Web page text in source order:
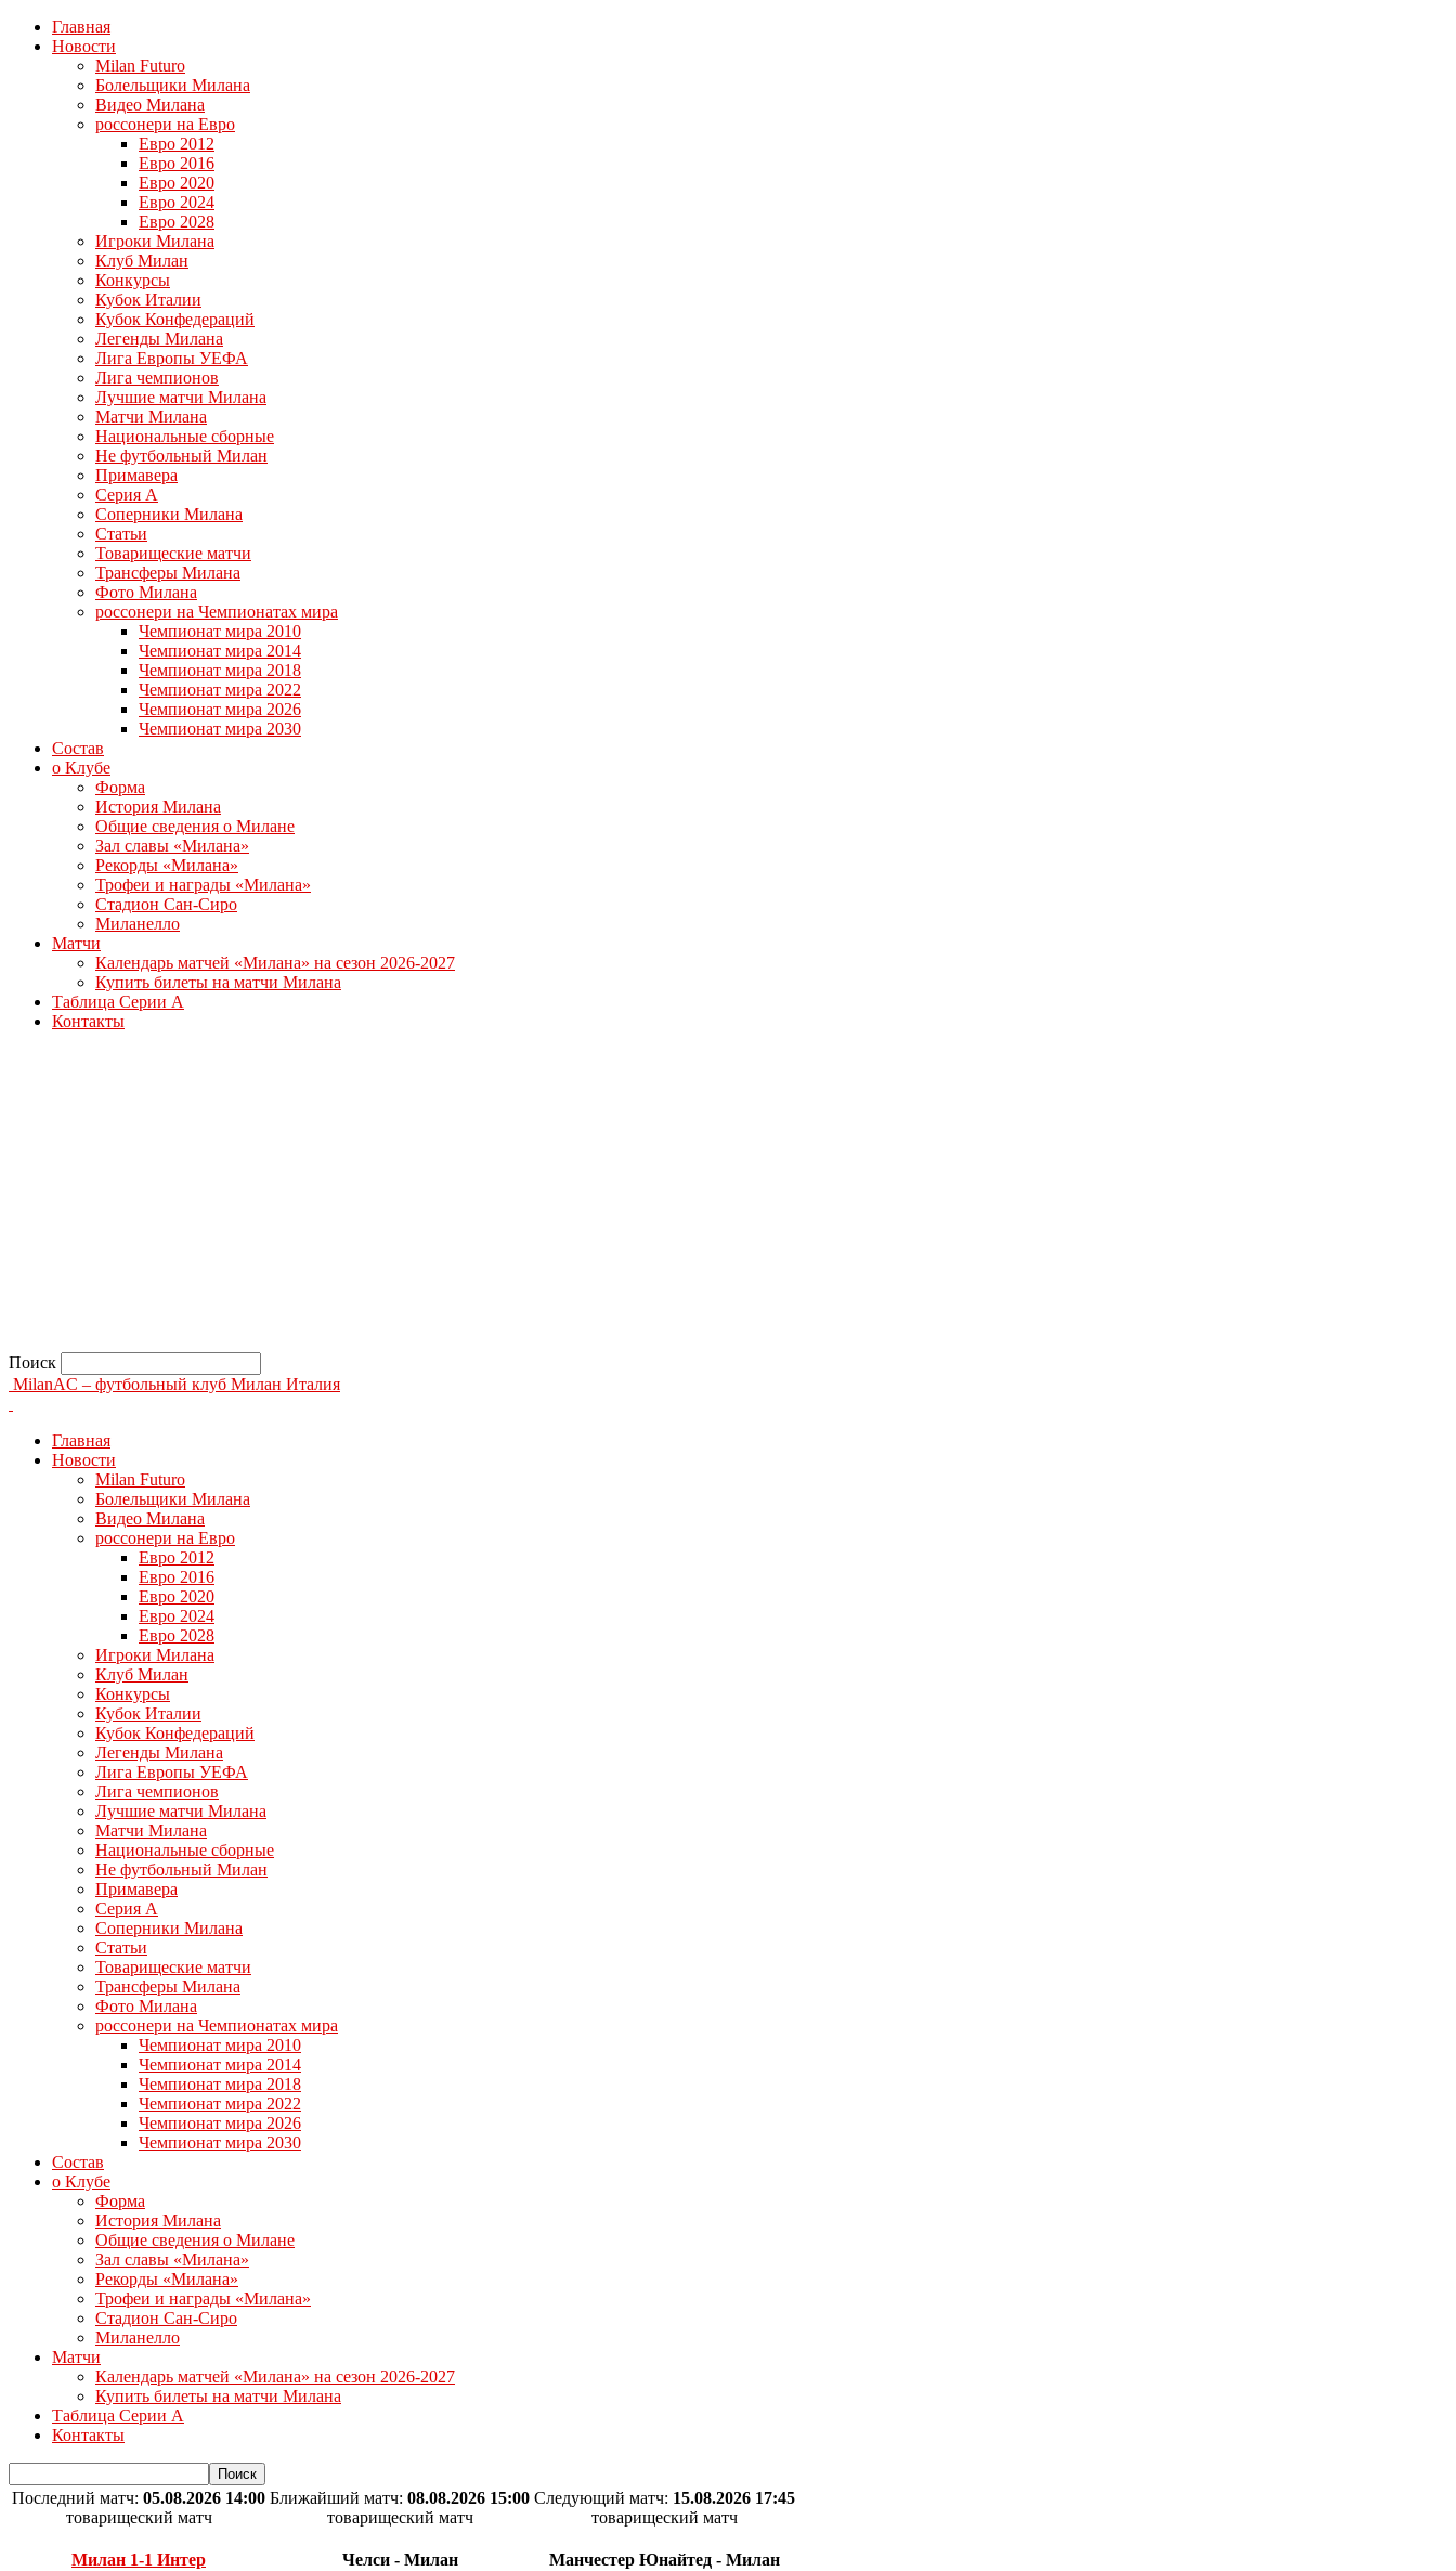
Главная
Новости
Milan Futuro
Болельщики Милана
Видео Милана
россонери на Евро
Евро 2012
Евро 2016
Евро 2020
Евро 2024
Евро 2028
Игроки Милана
Клуб Милан
Конкурсы
Кубок Италии
Кубок Конфедераций
Легенды Милана
Лига Европы УЕФА
Лига чемпионов
Лучшие матчи Милана
Матчи Милана
Национальные сборные
Не футбольный Милан
Примавера
Серия А
Соперники Милана
Статьи
Товарищеские матчи
Трансферы Милана
Фото Милана
россонери на Чемпионатах мира
Чемпионат мира 2010
Чемпионат мира 2014
Чемпионат мира 2018
Чемпионат мира 2022
Чемпионат мира 2026
Чемпионат мира 2030
Состав
о Клубе
Форма
История Милана
Общие сведения о Милане
Зал славы «Милана»
Рекорды «Милана»
Трофеи и награды «Милана»
Стадион Сан-Сиро
Миланелло
Матчи
Календарь матчей «Милана» на сезон 2026-2027
Купить билеты на матчи Милана
Таблица Серии А
Контакты
Поиск
MilanAC – футбольный клуб Милан Италия
Главная
Новости
Milan Futuro
Болельщики Милана
Видео Милана
россонери на Евро
Евро 2012
Евро 2016
Евро 2020
Евро 2024
Евро 2028
Игроки Милана
Клуб Милан
Конкурсы
Кубок Италии
Кубок Конфедераций
Легенды Милана
Лига Европы УЕФА
Лига чемпионов
Лучшие матчи Милана
Матчи Милана
Национальные сборные
Не футбольный Милан
Примавера
Серия А
Соперники Милана
Статьи
Товарищеские матчи
Трансферы Милана
Фото Милана
россонери на Чемпионатах мира
Чемпионат мира 2010
Чемпионат мира 2014
Чемпионат мира 2018
Чемпионат мира 2022
Чемпионат мира 2026
Чемпионат мира 2030
Состав
о Клубе
Форма
История Милана
Общие сведения о Милане
Зал славы «Милана»
Рекорды «Милана»
Трофеи и награды «Милана»
Стадион Сан-Сиро
Миланелло
Матчи
Календарь матчей «Милана» на сезон 2026-2027
Купить билеты на матчи Милана
Таблица Серии А
Контакты
Последний матч: 05.08.2026 14:00
товарищеский матч
Милан 1-1 Интер
Ближайший матч: 08.08.2026 15:00
товарищеский матч
Челси - Милан
Следующий матч: 15.08.2026 17:45
товарищеский матч
Манчестер Юнайтед - Милан